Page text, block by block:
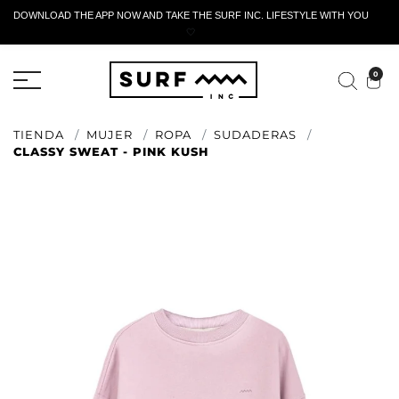
DOWNLOAD THE APP NOW AND TAKE THE SURF INC. LIFESTYLE WITH YOU
🤍
0
TIENDA MUJER ROPA
SUDADERAS
CLASSY SWEAT - PINK KUSH
FORMULARIO DE RETORNO ACTIVO